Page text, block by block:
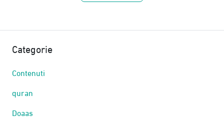
Categorie
Contenuti
quran
Doaas